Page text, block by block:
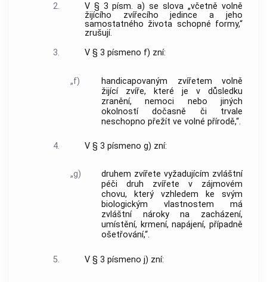
2.
V § 3 písm. a) se slova „včetně volně
žijícího zvířecího jedince a jeho
samostatného života schopné formy,“
zrušují.
3.
V § 3 písmeno f) zní:
„f)
handicapovaným zvířetem volně
žijící zvíře, které je v důsledku
zranění, nemoci nebo jiných
okolností dočasně či trvale
neschopno přežít ve volné přírodě,“.
4. V § 3 písmeno g) zní:
„g)
druhem zvířete vyžadujícím zvláštní
péči druh zvířete v zájmovém
chovu, který vzhledem ke svým
biologickým vlastnostem má
zvláštní nároky na zacházení,
umístění, krmení, napájení, případně
ošetřování,“.
5. V § 3 písmeno j) zní: